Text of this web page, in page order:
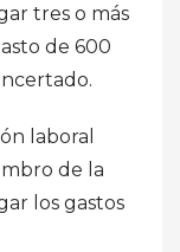
tres o más
de 600
laboral
de la
los gastos